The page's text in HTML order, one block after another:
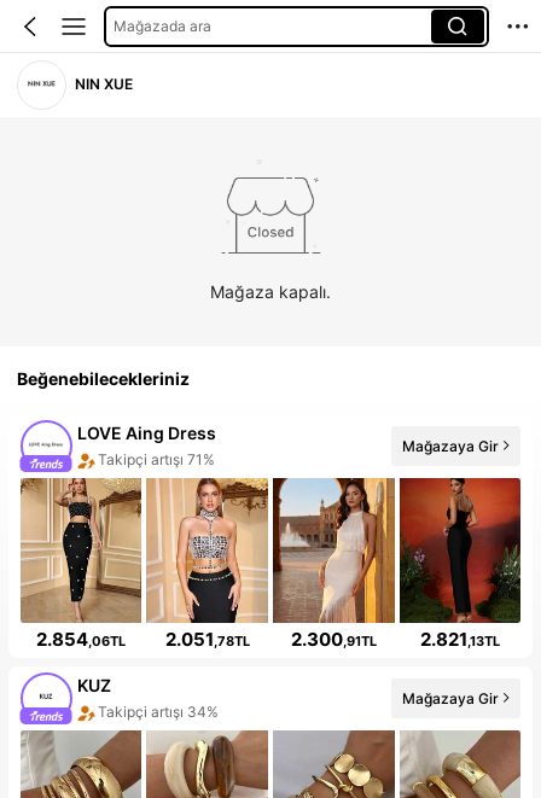
Mağazada ara
NIN XUE
Mağaza kapalı.
Beğenebilecekleriniz
LOVE Aing Dress
Takipçi artışı 71%
Mağazaya Gir
2.854,06TL 2.051 ,78TL 2.300,91TL 2.821 ,13TL
KUZ
Takipçi artışı 34%
Mağazaya Gir